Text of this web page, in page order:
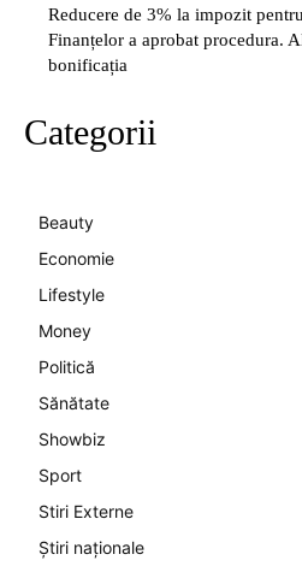
Reducere de 3% la impozit
Finanțelor a aprobat procedura.
bonificația
Categorii
Beauty
Economie
Lifestyle
Money
Politică
Sănătate
Showbiz
Sport
Stiri Externe
Știri naționale